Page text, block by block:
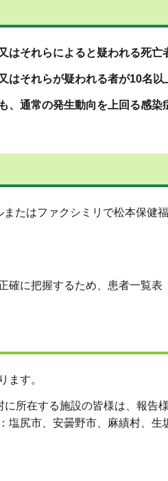
はそれらによると疑われる死
はそれらが疑われる者が10名
、通常の発生動向を上回る感
またはファクシミリで松本保健
に把握するため、患者一覧
ます。
所在する施設の皆様は、報告
尻市、安曇野市、麻績村、生